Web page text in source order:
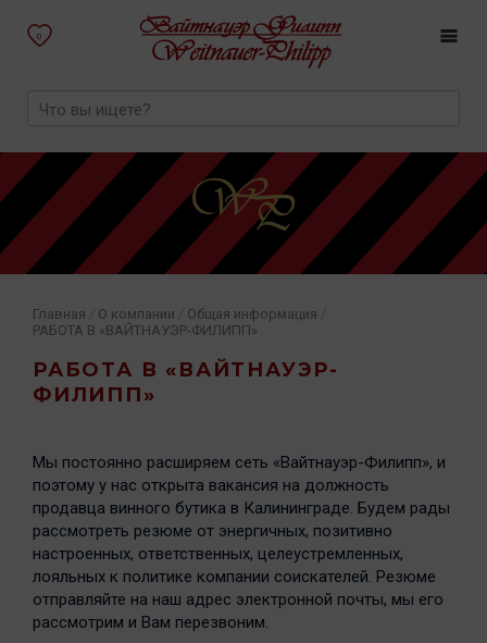
0
РАБОТА В «ВАЙТНАУЭР-
ФИЛИПП»
Главная О компании Общая информация
РАБОТА В «ВАЙТНАУЭР-ФИЛИПП»
Мы постоянно расширяем сеть «Вайтнауэр-Филипп», и
поэтому у нас открыта вакансия на должность
продавца винного бутика в Калининграде. Будем рады
рассмотреть резюме от энергичных, позитивно
настроенных, ответственных, целеустремленных,
лояльных к политике компании соискателей. Резюме
отправляйте на наш адрес электронной почты, мы его
рассмотрим и Вам перезвоним.